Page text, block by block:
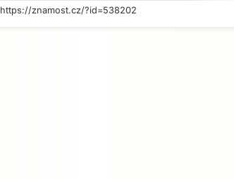
https://znamost.cz/?id=538202